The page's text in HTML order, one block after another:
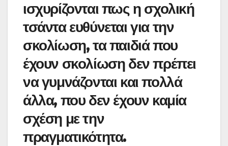
ε
ισχυρίζονται πως η σχολική
τσάντα ευθύνεται για την
σκολίωση, τα παιδιά που
έχουν σκολίωση δεν πρέπει
να γυμνάζονται και πολλά
άλλα, που δεν έχουν καμία
σχέση με την
πραγματικότητα.